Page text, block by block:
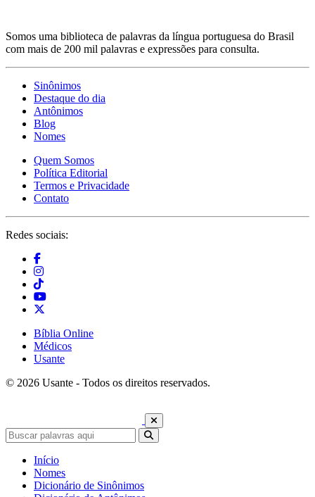
Somos uma biblioteca de palavras da língua portuguesa do Brasil
com mais de 200 mil palavras e expressões para consulta.
Sinônimos
Destaque do dia
Antônimos
Blog
Nomes
Quem Somos
Política Editorial
Termos e Privacidade
Contato
Redes sociais:
Bíblia Online
Médicos
Usante
© 2026 Usante - Todos os direitos reservados.
Início
Nomes
Dicionário de Sinônimos